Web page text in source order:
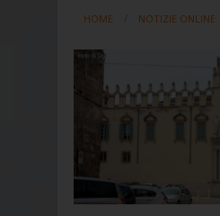
HOME NOTIZIE ONLINE